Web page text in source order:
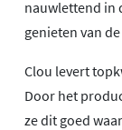
nauwlettend in
genieten van
Clou levert
Door het
ze dit goed